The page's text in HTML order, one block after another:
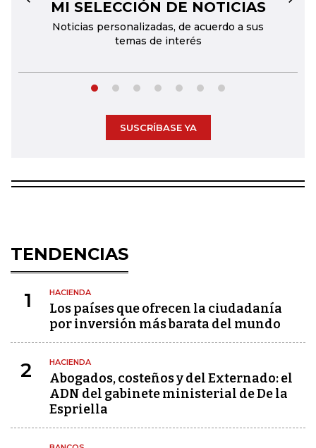
MI SELECCIÓN DE NOTICIAS
Noticias personalizadas, de acuerdo a sus
temas de interés
← →
SUSCRÍBASE YA
TENDENCIAS
1 HACIENDA
Los países que ofrecen la ciudadanía
por inversión más barata del mundo
2 HACIENDA
Abogados, costeños y del Externado: el
ADN del gabinete ministerial de De la
Espriella